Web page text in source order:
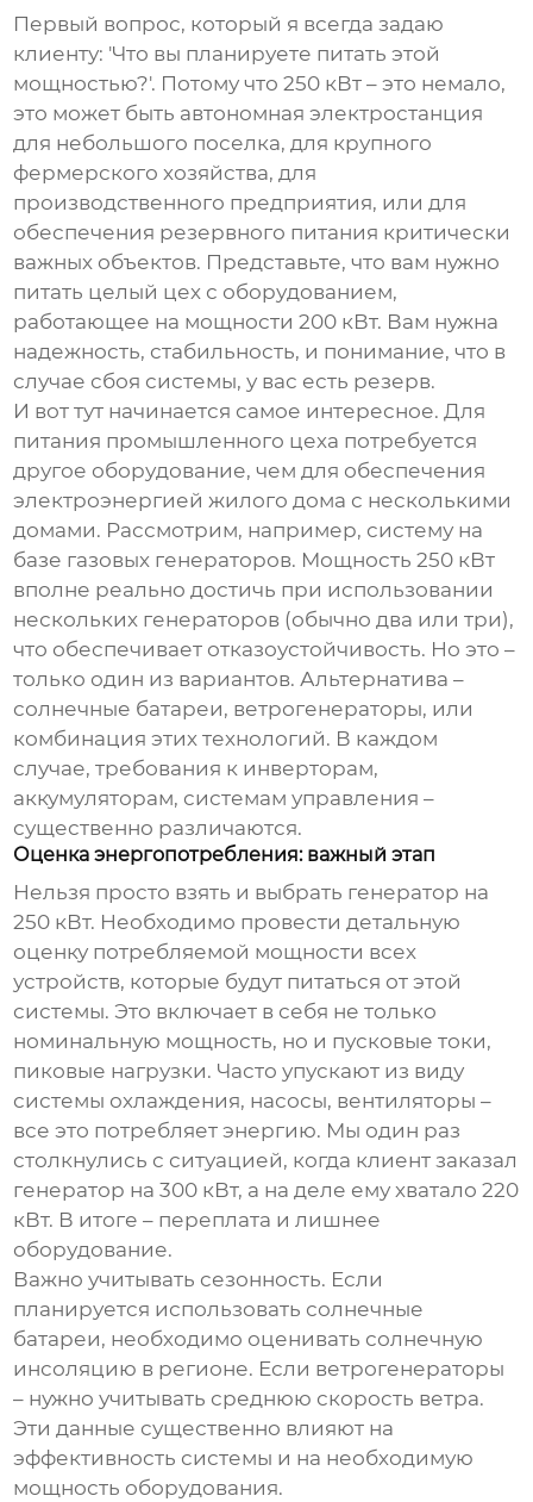
Первый вопрос, который я всегда задаю
клиенту: 'Что вы планируете питать этой
мощностью?'. Потому что 250 кВт – это немало,
это может быть автономная электростанция
для небольшого поселка, для крупного
фермерского хозяйства, для
производственного предприятия, или для
обеспечения резервного питания критически
важных объектов. Представьте, что вам нужно
питать целый цех с оборудованием,
работающее на мощности 200 кВт. Вам нужна
надежность, стабильность, и понимание, что в
случае сбоя системы, у вас есть резерв.
И вот тут начинается самое интересное. Для
питания промышленного цеха потребуется
другое оборудование, чем для обеспечения
электроэнергией жилого дома с несколькими
домами. Рассмотрим, например, систему на
базе газовых генераторов. Мощность 250 кВт
вполне реально достичь при использовании
нескольких генераторов (обычно два или три),
что обеспечивает отказоустойчивость. Но это –
только один из вариантов. Альтернатива –
солнечные батареи, ветрогенераторы, или
комбинация этих технологий. В каждом
случае, требования к инверторам,
аккумуляторам, системам управления –
существенно различаются.
Оценка энергопотребления: важный этап
Нельзя просто взять и выбрать генератор на
250 кВт. Необходимо провести детальную
оценку потребляемой мощности всех
устройств, которые будут питаться от этой
системы. Это включает в себя не только
номинальную мощность, но и пусковые токи,
пиковые нагрузки. Часто упускают из виду
системы охлаждения, насосы, вентиляторы –
все это потребляет энергию. Мы один раз
столкнулись с ситуацией, когда клиент заказал
генератор на 300 кВт, а на деле ему хватало 220
кВт. В итоге – переплата и лишнее
оборудование.
Важно учитывать сезонность. Если
планируется использовать солнечные
батареи, необходимо оценивать солнечную
инсоляцию в регионе. Если ветрогенераторы
– нужно учитывать среднюю скорость ветра.
Эти данные существенно влияют на
эффективность системы и на необходимую
мощность оборудования.